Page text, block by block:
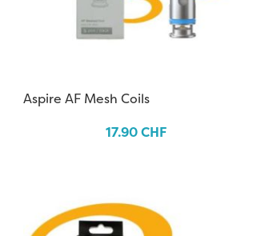
Aspire AF Mesh Coils
17.90CHF